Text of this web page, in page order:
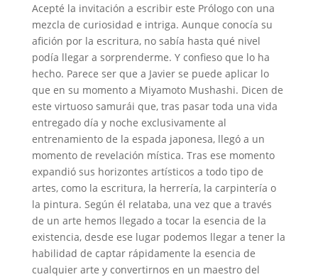
Acepté la invitación a escribir este Prólogo con una
mezcla de curiosidad e intriga. Aunque conocía su
afición por la escritura, no sabía hasta qué nivel
podía llegar a sorprenderme. Y confieso que lo ha
hecho. Parece ser que a Javier se puede aplicar lo
que en su momento a Miyamoto Mushashi. Dicen de
este virtuoso samurái que, tras pasar toda una vida
entregado día y noche exclusivamente al
entrenamiento de la espada japonesa, llegó a un
momento de revelación mística. Tras ese momento
expandió sus horizontes artísticos a todo tipo de
artes, como la escritura, la herrería, la carpintería o
la pintura. Según él relataba, una vez que a través
de un arte hemos llegado a tocar la esencia de la
existencia, desde ese lugar podemos llegar a tener la
habilidad de captar rápidamente la esencia de
cualquier arte y convertirnos en un maestro del